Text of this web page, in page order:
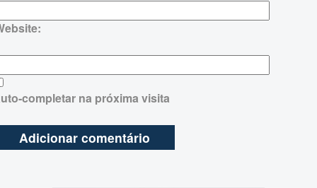
completar na próxima visita